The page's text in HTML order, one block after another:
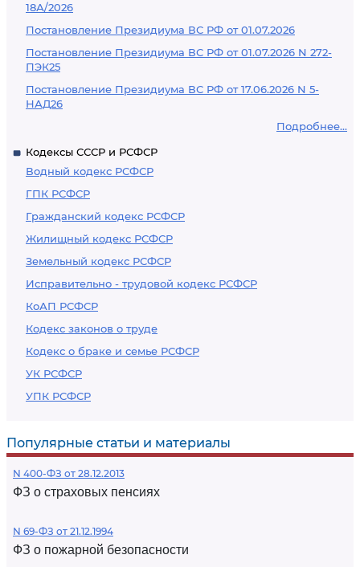
18А/2026
Постановление Президиума ВС РФ от 01.07.2026
Постановление Президиума ВС РФ от 01.07.2026 N 272-
ПЭК25
Постановление Президиума ВС РФ от 17.06.2026 N 5-
НАД26
Подробнее...
Кодексы СССР и РСФСР
Водный кодекс РСФСР
ГПК РСФСР
Гражданский кодекс РСФСР
Жилищный кодекс РСФСР
Земельный кодекс РСФСР
Исправительно - трудовой кодекс РСФСР
КоАП РСФСР
Кодекс законов о труде
Кодекс о браке и семье РСФСР
УК РСФСР
УПК РСФСР
Популярные статьи и материалы
N 400-ФЗ от 28.12.2013
ФЗ о страховых пенсиях
N 69-ФЗ от 21.12.1994
ФЗ о пожарной безопасности